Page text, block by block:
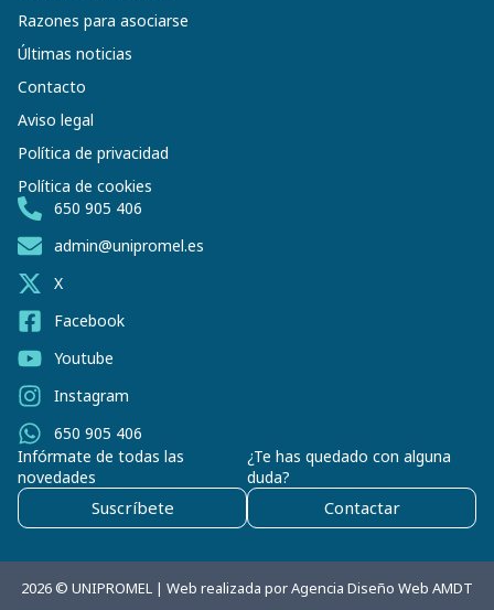
Razones para asociarse
Últimas noticias
Contacto
Aviso legal
Política de privacidad
Política de cookies
650 905 406
admin@unipromel.es
X
Facebook
Youtube
Instagram
650 905 406
Infórmate de todas las
novedades
Suscríbete
¿Te has quedado con alguna
duda?
Contactar
2026 © UNIPROMEL | Web realizada porAgencia Diseño Web AMDT